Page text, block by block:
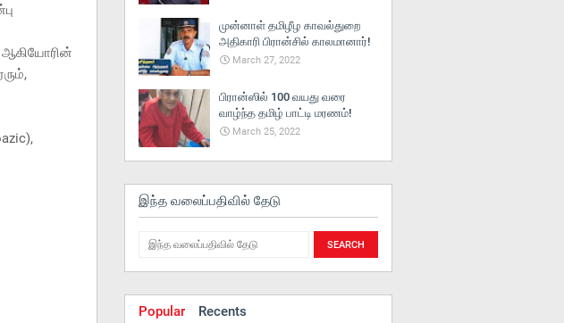
முன்னாள் தமிழீழ காவல்துறை
அதிகாரி பிரான்சில் காலமானார்!
March 27, 2022
பிரான்ஸில் 100 வயது வரை
வாழ்ந்த தமிழ் பாட்டி மரணம்!
March 25, 2022
இந்த வலைப்பதிவில் தேடு
Popular Recents